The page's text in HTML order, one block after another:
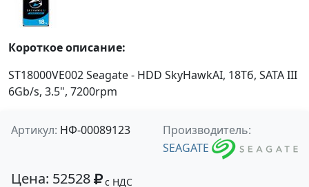
Короткое описание:
ST18000VE002 Seagate - HDD SkyHawkAI, 18Тб, SATA III
6Gb/s, 3.5", 7200rpm
Артикул: НФ-00089123
Производитель:
SEAGATE
Цена: 52528 с НДС